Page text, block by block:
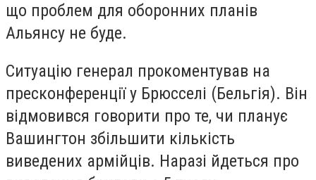
що проблем для оборонних планів
Альянсу не буде.
Ситуацію генерал прокоментував на
пресконференції у Брюсселі (Бельгія). Він
відмовився говорити про те, чи планує
Вашингтон збільшити кількість
виведених армійців. Наразі йдеться про